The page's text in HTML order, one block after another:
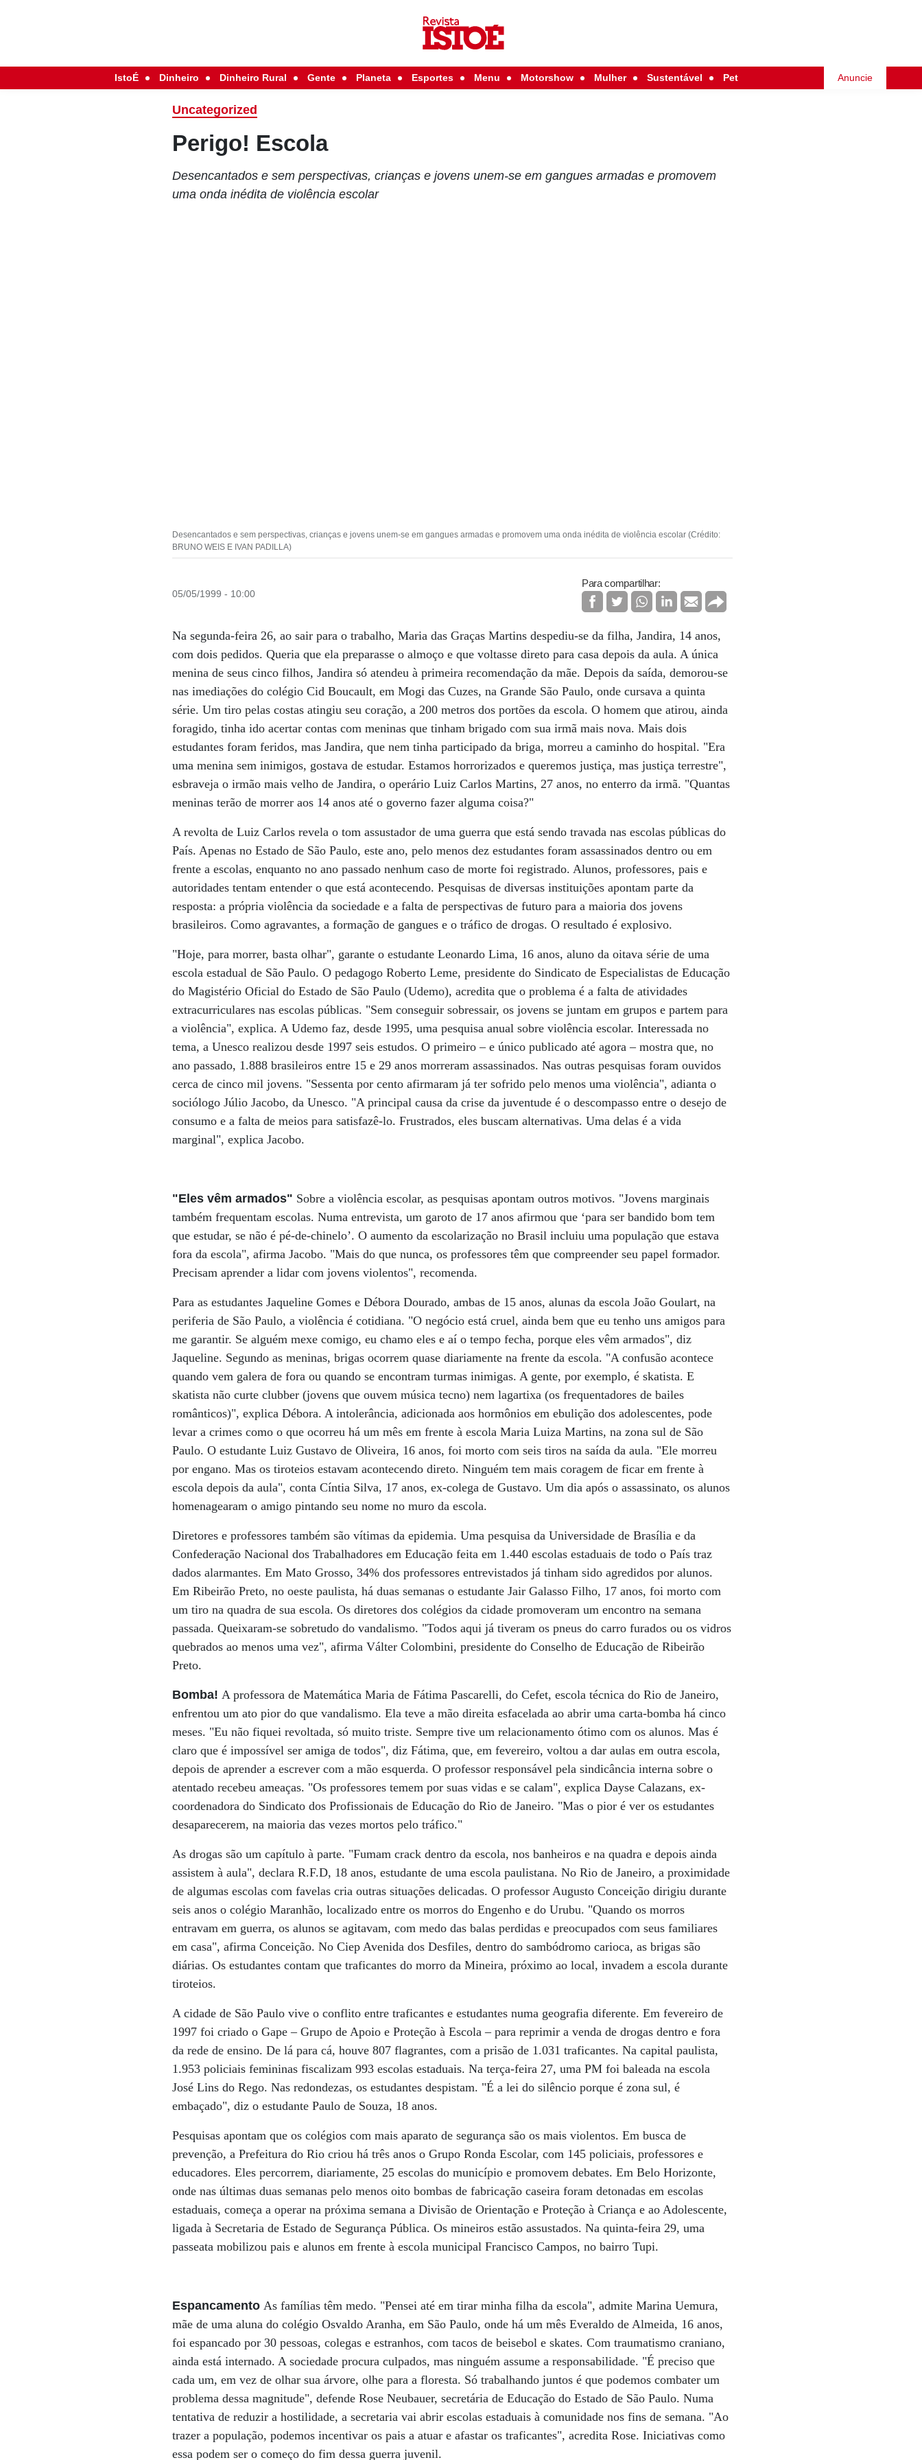
IstoÉ Dinheiro Dinheiro Rural Gente Planeta Esportes Menu Motorshow Mulher Sustentável Pet Anuncie
Uncategorized
Perigo! Escola
Desencantados e sem perspectivas, crianças e jovens unem-se em gangues armadas e promovem
uma onda inédita de violência escolar
Desencantados e sem perspectivas, crianças e jovens unem-se em gangues armadas e promovem uma onda inédita de violência escolar (Crédito:
BRUNO WEIS E IVAN PADILLA)
05/05/1999 - 10:00
Para compartilhar:
Na segunda-feira 26, ao sair para o trabalho, Maria das Graças Martins despediu-se da filha, Jandira, 14 anos,
com dois pedidos. Queria que ela preparasse o almoço e que voltasse direto para casa depois da aula. A única
menina de seus cinco filhos, Jandira só atendeu à primeira recomendação da mãe. Depois da saída, demorou-se
nas imediações do colégio Cid Boucault, em Mogi das Cuzes, na Grande São Paulo, onde cursava a quinta
série. Um tiro pelas costas atingiu seu coração, a 200 metros dos portões da escola. O homem que atirou, ainda
foragido, tinha ido acertar contas com meninas que tinham brigado com sua irmã mais nova. Mais dois
estudantes foram feridos, mas Jandira, que nem tinha participado da briga, morreu a caminho do hospital. "Era
uma menina sem inimigos, gostava de estudar. Estamos horrorizados e queremos justiça, mas justiça terrestre",
esbraveja o irmão mais velho de Jandira, o operário Luiz Carlos Martins, 27 anos, no enterro da irmã. "Quantas
meninas terão de morrer aos 14 anos até o governo fazer alguma coisa?"
A revolta de Luiz Carlos revela o tom assustador de uma guerra que está sendo travada nas escolas públicas do
País. Apenas no Estado de São Paulo, este ano, pelo menos dez estudantes foram assassinados dentro ou em
frente a escolas, enquanto no ano passado nenhum caso de morte foi registrado. Alunos, professores, pais e
autoridades tentam entender o que está acontecendo. Pesquisas de diversas instituições apontam parte da
resposta: a própria violência da sociedade e a falta de perspectivas de futuro para a maioria dos jovens
brasileiros. Como agravantes, a formação de gangues e o tráfico de drogas. O resultado é explosivo.
"Hoje, para morrer, basta olhar", garante o estudante Leonardo Lima, 16 anos, aluno da oitava série de uma
escola estadual de São Paulo. O pedagogo Roberto Leme, presidente do Sindicato de Especialistas de Educação
do Magistério Oficial do Estado de São Paulo (Udemo), acredita que o problema é a falta de atividades
extracurriculares nas escolas públicas. "Sem conseguir sobressair, os jovens se juntam em grupos e partem para
a violência", explica. A Udemo faz, desde 1995, uma pesquisa anual sobre violência escolar. Interessada no
tema, a Unesco realizou desde 1997 seis estudos. O primeiro – e único publicado até agora – mostra que, no
ano passado, 1.888 brasileiros entre 15 e 29 anos morreram assassinados. Nas outras pesquisas foram ouvidos
cerca de cinco mil jovens. "Sessenta por cento afirmaram já ter sofrido pelo menos uma violência", adianta o
sociólogo Júlio Jacobo, da Unesco. "A principal causa da crise da juventude é o descompasso entre o desejo de
consumo e a falta de meios para satisfazê-lo. Frustrados, eles buscam alternativas. Uma delas é a vida
marginal", explica Jacobo.
"Eles vêm armados" Sobre a violência escolar, as pesquisas apontam outros motivos. "Jovens marginais
também frequentam escolas. Numa entrevista, um garoto de 17 anos afirmou que ‘para ser bandido bom tem
que estudar, se não é pé-de-chinelo’. O aumento da escolarização no Brasil incluiu uma população que estava
fora da escola", afirma Jacobo. "Mais do que nunca, os professores têm que compreender seu papel formador.
Precisam aprender a lidar com jovens violentos", recomenda.
Para as estudantes Jaqueline Gomes e Débora Dourado, ambas de 15 anos, alunas da escola João Goulart, na
periferia de São Paulo, a violência é cotidiana. "O negócio está cruel, ainda bem que eu tenho uns amigos para
me garantir. Se alguém mexe comigo, eu chamo eles e aí o tempo fecha, porque eles vêm armados", diz
Jaqueline. Segundo as meninas, brigas ocorrem quase diariamente na frente da escola. "A confusão acontece
quando vem galera de fora ou quando se encontram turmas inimigas. A gente, por exemplo, é skatista. E
skatista não curte clubber (jovens que ouvem música tecno) nem lagartixa (os frequentadores de bailes
românticos)", explica Débora. A intolerância, adicionada aos hormônios em ebulição dos adolescentes, pode
levar a crimes como o que ocorreu há um mês em frente à escola Maria Luiza Martins, na zona sul de São
Paulo. O estudante Luiz Gustavo de Oliveira, 16 anos, foi morto com seis tiros na saída da aula. "Ele morreu
por engano. Mas os tiroteios estavam acontecendo direto. Ninguém tem mais coragem de ficar em frente à
escola depois da aula", conta Cíntia Silva, 17 anos, ex-colega de Gustavo. Um dia após o assassinato, os alunos
homenagearam o amigo pintando seu nome no muro da escola.
Diretores e professores também são vítimas da epidemia. Uma pesquisa da Universidade de Brasília e da
Confederação Nacional dos Trabalhadores em Educação feita em 1.440 escolas estaduais de todo o País traz
dados alarmantes. Em Mato Grosso, 34% dos professores entrevistados já tinham sido agredidos por alunos.
Em Ribeirão Preto, no oeste paulista, há duas semanas o estudante Jair Galasso Filho, 17 anos, foi morto com
um tiro na quadra de sua escola. Os diretores dos colégios da cidade promoveram um encontro na semana
passada. Queixaram-se sobretudo do vandalismo. "Todos aqui já tiveram os pneus do carro furados ou os vidros
quebrados ao menos uma vez", afirma Válter Colombini, presidente do Conselho de Educação de Ribeirão
Preto.
Bomba!A professora de Matemática Maria de Fátima Pascarelli, do Cefet, escola técnica do Rio de Janeiro,
enfrentou um ato pior do que vandalismo. Ela teve a mão direita esfacelada ao abrir uma carta-bomba há cinco
meses. "Eu não fiquei revoltada, só muito triste. Sempre tive um relacionamento ótimo com os alunos. Mas é
claro que é impossível ser amiga de todos", diz Fátima, que, em fevereiro, voltou a dar aulas em outra escola,
depois de aprender a escrever com a mão esquerda. O professor responsável pela sindicância interna sobre o
atentado recebeu ameaças. "Os professores temem por suas vidas e se calam", explica Dayse Calazans, ex-
coordenadora do Sindicato dos Profissionais de Educação do Rio de Janeiro. "Mas o pior é ver os estudantes
desaparecerem, na maioria das vezes mortos pelo tráfico."
As drogas são um capítulo à parte. "Fumam crack dentro da escola, nos banheiros e na quadra e depois ainda
assistem à aula", declara R.F.D, 18 anos, estudante de uma escola paulistana. No Rio de Janeiro, a proximidade
de algumas escolas com favelas cria outras situações delicadas. O professor Augusto Conceição dirigiu durante
seis anos o colégio Maranhão, localizado entre os morros do Engenho e do Urubu. "Quando os morros
entravam em guerra, os alunos se agitavam, com medo das balas perdidas e preocupados com seus familiares
em casa", afirma Conceição. No Ciep Avenida dos Desfiles, dentro do sambódromo carioca, as brigas são
diárias. Os estudantes contam que traficantes do morro da Mineira, próximo ao local, invadem a escola durante
tiroteios.
A cidade de São Paulo vive o conflito entre traficantes e estudantes numa geografia diferente. Em fevereiro de
1997 foi criado o Gape – Grupo de Apoio e Proteção à Escola – para reprimir a venda de drogas dentro e fora
da rede de ensino. De lá para cá, houve 807 flagrantes, com a prisão de 1.031 traficantes. Na capital paulista,
1.953 policiais femininas fiscalizam 993 escolas estaduais. Na terça-feira 27, uma PM foi baleada na escola
José Lins do Rego. Nas redondezas, os estudantes despistam. "É a lei do silêncio porque é zona sul, é
embaçado", diz o estudante Paulo de Souza, 18 anos.
Pesquisas apontam que os colégios com mais aparato de segurança são os mais violentos. Em busca de
prevenção, a Prefeitura do Rio criou há três anos o Grupo Ronda Escolar, com 145 policiais, professores e
educadores. Eles percorrem, diariamente, 25 escolas do município e promovem debates. Em Belo Horizonte,
onde nas últimas duas semanas pelo menos oito bombas de fabricação caseira foram detonadas em escolas
estaduais, começa a operar na próxima semana a Divisão de Orientação e Proteção à Criança e ao Adolescente,
ligada à Secretaria de Estado de Segurança Pública. Os mineiros estão assustados. Na quinta-feira 29, uma
passeata mobilizou pais e alunos em frente à escola municipal Francisco Campos, no bairro Tupi.
EspancamentoAs famílias têm medo. "Pensei até em tirar minha filha da escola", admite Marina Uemura,
mãe de uma aluna do colégio Osvaldo Aranha, em São Paulo, onde há um mês Everaldo de Almeida, 16 anos,
foi espancado por 30 pessoas, colegas e estranhos, com tacos de beisebol e skates. Com traumatismo craniano,
ainda está internado. A sociedade procura culpados, mas ninguém assume a responsabilidade. "É preciso que
cada um, em vez de olhar sua árvore, olhe para a floresta. Só trabalhando juntos é que podemos combater um
problema dessa magnitude", defende Rose Neubauer, secretária de Educação do Estado de São Paulo. Numa
tentativa de reduzir a hostilidade, a secretaria vai abrir escolas estaduais à comunidade nos fins de semana. "Ao
trazer a população, podemos incentivar os pais a atuar e afastar os traficantes", acredita Rose. Iniciativas como
essa podem ser o começo do fim dessa guerra juvenil.